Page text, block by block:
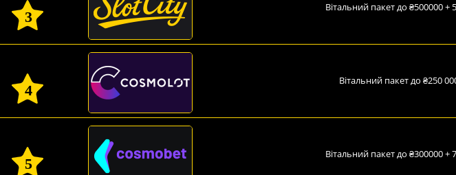
3
Вітальний пакет до ₴500000 +
4
Вітальний пакет до ₴250
5
Вітальний пакет до ₴300000 +